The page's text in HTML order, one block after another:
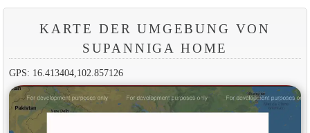
KARTE DER UMGEBUNG VON
SUPANNIGA HOME
GPS: 16.413404,102.857126